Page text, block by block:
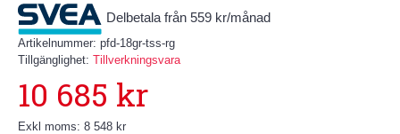
Delbetala från 559 kr/månad
Artikelnummer: pfd-18gr-tss-rg
Tillgänglighet: Tillverkningsvara
10 685 kr
Exkl moms: 8 548 kr